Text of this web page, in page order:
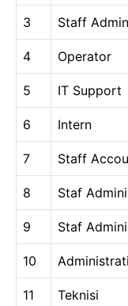
3 Staff
4 Operator
5 IT Support
6 Intern
7 Staff
8 Staf
9 Staf
10
11 Teknisi